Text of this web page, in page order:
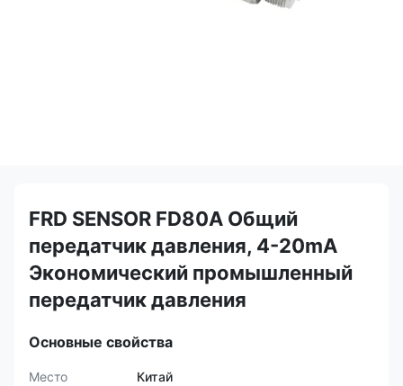
FRD SENSOR FD80A Общий
передатчик давления, 4-20mA
Экономический промышленный
передатчик давления
Основные свойства
Место
Китай